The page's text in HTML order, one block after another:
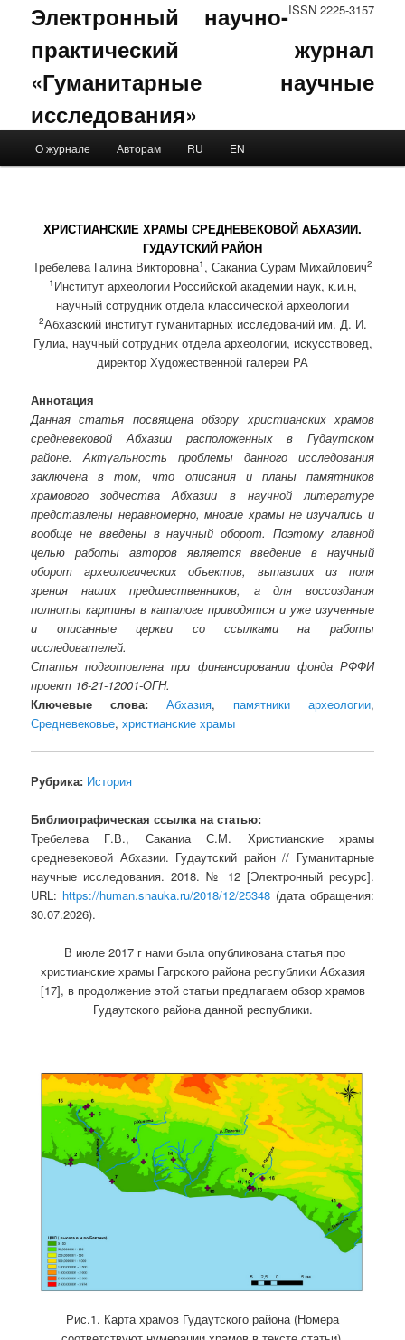
ISSN 2225-3157
Электронный научно-
практический журнал
«Гуманитарные научные
исследования»
Skip to primary content
Skip to secondary content
О журнале Авторам RU EN
ХРИСТИАНСКИЕ ХРАМЫ СРЕДНЕВЕКОВОЙ АБХАЗИИ.
ГУДАУТСКИЙ РАЙОН
Требелева Галина Викторовна1 , Саканиа Сурам Михайлович2
1 Институт археологии Российской академии наук, к.и.н,
научный сотрудник отдела классической археологии
2Абхазский институт гуманитарных исследований им. Д. И.
Гулиа, научный сотрудник отдела археологии, искусствовед,
директор Художественной галереи РА
Аннотация
Данная статья посвящена обзору христианских храмов
средневековой Абхазии расположенных в Гудаутском
районе. Актуальность проблемы данного исследования
заключена в том, что описания и планы памятников
храмового зодчества Абхазии в научной литературе
представлены неравномерно, многие храмы не изучались и
вообще не введены в научный оборот. Поэтому главной
целью работы авторов является введение в научный
оборот археологических объектов, выпавших из поля
зрения наших предшественников, а для воссоздания
полноты картины в каталоге приводятся и уже изученные
и описанные церкви со ссылками на работы
исследователей.
Статья подготовлена при финансировании фонда РФФИ
проект 16-21-12001-ОГН.
Ключевые слова:
Абхазия, памятники археологии,
Средневековье,христианские храмы
Рубрика: История
Библиографическая ссылка на статью:
Требелева Г.В., Саканиа С.М. Христианские храмы
средневековой Абхазии. Гудаутский район // Гуманитарные
научные исследования. 2018. № 12 [Электронный ресурс].
URL: https://human.snauka.ru/2018/12/25348 (дата обращения:
30.07.2026).
В июле 2017 г нами была опубликована статья про
христианские храмы Гагрского района республики Абхазия
[17], в продолжение этой статьи предлагаем обзор храмов
Гудаутского района данной республики.
Рис.1. Карта храмов Гудаутского района (Номера